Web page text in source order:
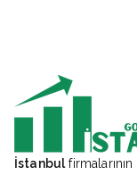
İstanbulfirmalarının